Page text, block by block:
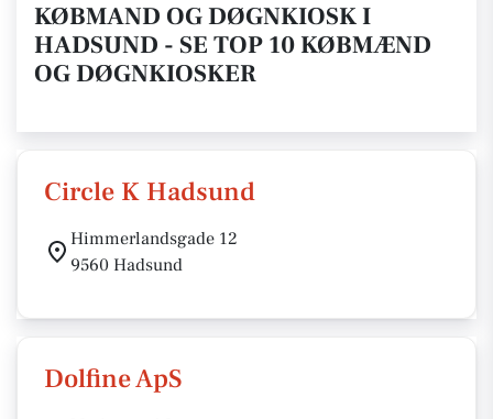
KØBMAND OG DØGNKIOSK I
HADSUND - SE TOP 10 KØBMÆND
OG DØGNKIOSKER
Circle K Hadsund
Himmerlandsgade 12
9560 Hadsund
Dolfine ApS